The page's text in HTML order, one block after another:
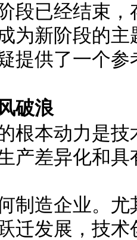
段已经结束
为新阶段的主
提供了一个参
破浪
根本动力是
产差异化和
制造企业。
迁发展，技